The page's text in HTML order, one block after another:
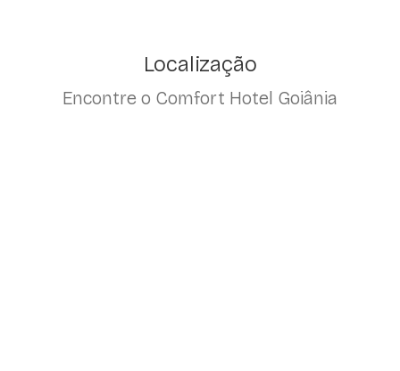
Localização
Encontre o Comfort Hotel Goiânia